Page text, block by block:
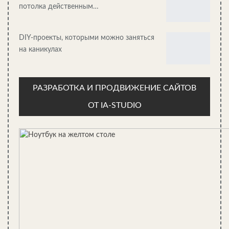
грунтах. Это чертополох, который, как все сорняки, ухода не
требует. Если срезать свежее соцветие, высохнет, не теряя
оттенок, можно использовать для создания сухих долговечных
композиций. Колючки синеголовника отпугнут домашних
животных, целесообразно посадить по краям клумбы как
бордюр.
Эхинацея похожа на ромашку, цветёт красиво весь сезон,
зимует без укрытия после осенней обрезки. Требуется полив
в засуху, увядшие соцветия целесообразно удалять, чтобы
продлить цветение. Лепестки эхинацеи заваривают, они
обладают лечебными свойствами.
Флокс метельчатый садовый — любимейшее растение
дачников. Большой выбор расцветок, цветение всё лето,
потолка действенным…
DIY-проекты, которыми можно заняться
на каникулах
РАЗРАБОТКА И ПРОДВИЖЕНИЕ САЙТОВ
ОТ IA-STUDIO